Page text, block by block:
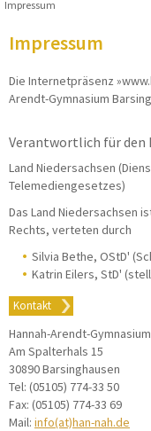
Impressum
Impressum
Die Internetpräsenz
Arendt-Gymnasium
Verantwortlich für den
Land Niedersachsen
Telemediengesetzes)
Das Land Niedersachsen
Rechts, verteten durch
Silvia Bethe, OStD'
Katrin Eilers, StD'
Kontakt
Hannah-Arendt-
Am Spalterhals 15
30890 Barsinghausen
Tel: (05105) 774-33 50
Fax: (05105) 774-33 69
Mail: info(at)han-nah.de